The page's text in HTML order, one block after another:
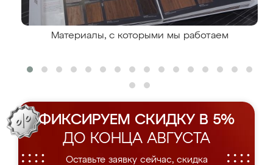
Материалы, с которыми мы работаем
ФИКСИРУЕМ СКИДКУ В 5%
ДО КОНЦА АВГУСТА
Оставьте заявку сейчас, скидка